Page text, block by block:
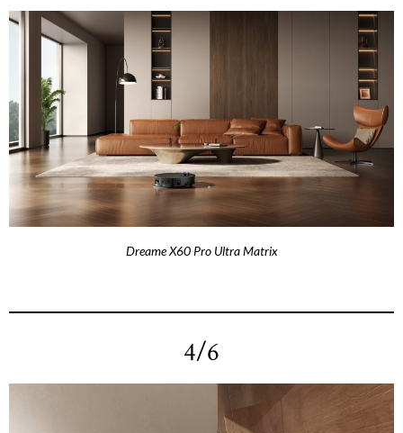
Dreame X60 Pro Ultra Matrix
4/6